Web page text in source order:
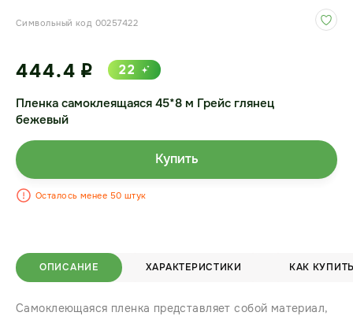
ОПИСАНИЕ ХАРАКТЕРИСТИКИ КАК
Самоклеющаяся пленка представляет собой материал,
Символьный код 00257422
Пленка самоклеящаяся 45*8 м Грейс глянец
бежевый
444.4 i 22
Купить
Осталось менее 50 штук